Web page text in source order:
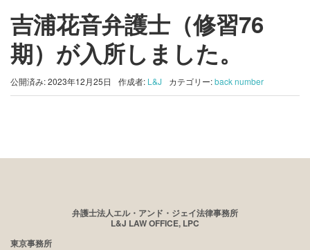
吉浦花音弁護士（修習76
期）が入所しました。
公開済み: 2023年12月25日 作成者: L&J カテゴリー:back number
弁護士法人エル・アンド・ジェイ法律事務所
L&J LAW OFFICE, LPC
東京事務所